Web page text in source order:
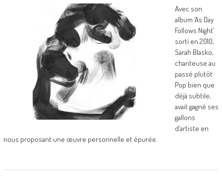
Avec son
album ‘As Day
Follows Night’
sorti en 2010,
Sarah Blasko,
chanteuse au
passé plutôt
Pop bien que
déjà subtile,
avait gagné ses
gallons
d’artiste en
nous proposant une œuvre personnelle et épurée.